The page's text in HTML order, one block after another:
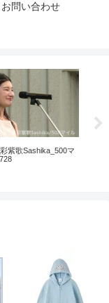
お問い合わせ
紫歌Sashika_500マ